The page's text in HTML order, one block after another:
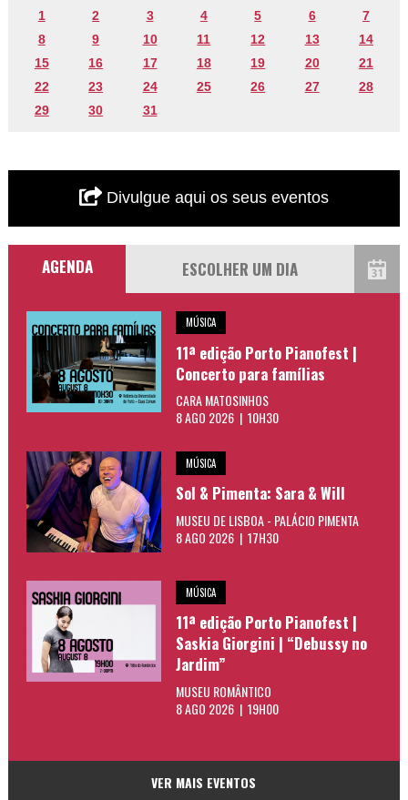
1 2 3 4 5 6
7
8
9 10 11 12 13
14
15
16 17 18 19 20
21
22
23 24 25 26 27
28
29
30 31
Divulgue aqui os seus eventos
AGENDA
MÚSICA
11ª edição Porto Pianofest |
Concerto para famílias
CARA MATOSINHOS
8 AGO 2026 | 10H30
MÚSICA
Sol & Pimenta: Sara & Will
MUSEU DE LISBOA - PALÁCIO PIMENTA
8 AGO 2026 | 17H30
MÚSICA
11ª edição Porto Pianofest |
Saskia Giorgini | “Debussy no
Jardim”
MUSEU ROMÂNTICO
8 AGO 2026 | 19H00
VER MAIS EVENTOS